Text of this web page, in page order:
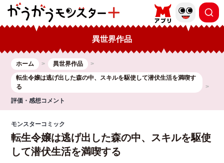
異世界作品
ホーム
異世界作品
転生令嬢は逃げ出した森の中、スキルを駆使して潜伏生活を満喫す
る
評価・感想コメント
モンスターコミック
転生令嬢は逃げ出した森の中、スキルを駆使
して潜伏生活を満喫する